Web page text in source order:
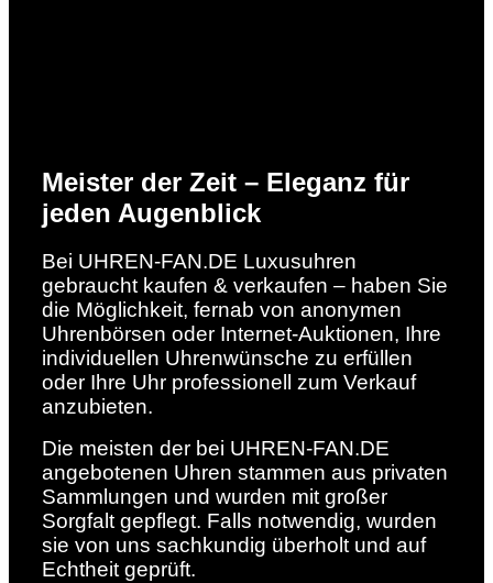
Meister der Zeit – Eleganz für
jeden Augenblick
Bei UHREN-FAN.DE Luxusuhren
gebraucht kaufen & verkaufen – haben Sie
die Möglichkeit, fernab von anonymen
Uhrenbörsen oder Internet-Auktionen, Ihre
individuellen Uhrenwünsche zu erfüllen
oder Ihre Uhr professionell zum Verkauf
anzubieten.
Die meisten der bei UHREN-FAN.DE
angebotenen Uhren stammen aus privaten
Sammlungen und wurden mit großer
Sorgfalt gepflegt. Falls notwendig, wurden
sie von uns sachkundig überholt und auf
Echtheit geprüft.